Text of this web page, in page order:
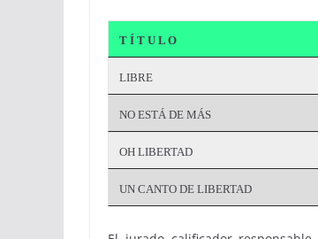
T Í T U L O
LIBRE
NO ESTÁ DE MÁS
OH LIBERTAD
UN CANTO DE LIBERTAD